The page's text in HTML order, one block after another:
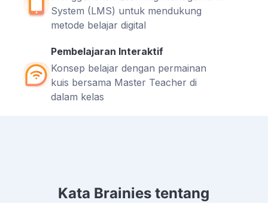
System (LMS) untuk mendukung
metode belajar digital
Pembelajaran Interaktif
Konsep belajar dengan permainan
kuis bersama Master Teacher di
dalam kelas
Kata Brainies tentang